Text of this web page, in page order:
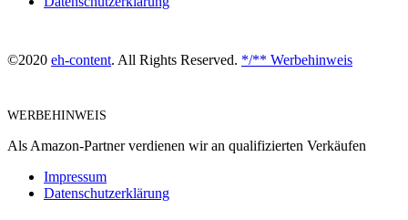
©2020 eh-content. All Rights Reserved. */** Werbehinweis
WERBEHINWEIS
Als Amazon-Partner verdienen wir an qualifizierten Verkäufen
Impressum
Datenschutzerklärung